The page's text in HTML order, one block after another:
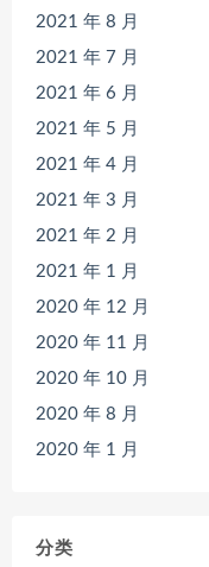
2021 年 8 月
2021 年 7 月
2021 年 6 月
2021 年 5 月
2021 年 4 月
2021 年 3 月
2021 年 2 月
2021 年 1 月
2020 年 12 月
2020 年 11 月
2020 年 10 月
2020 年 8 月
2020 年 1 月
分类